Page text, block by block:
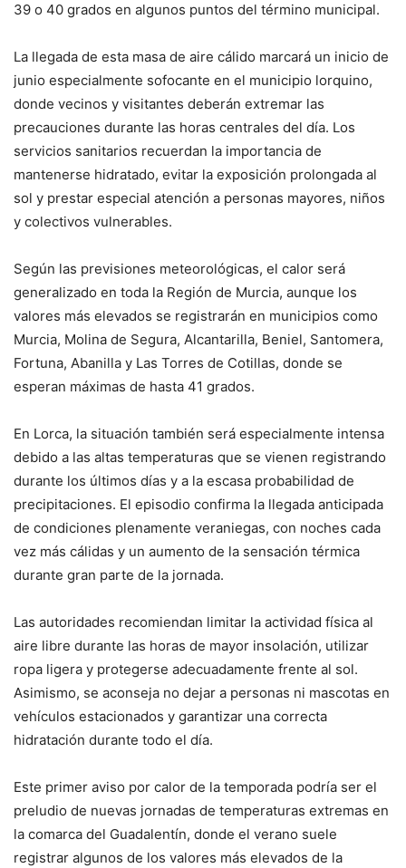
39 o 40 grados en algunos puntos del término municipal.
La llegada de esta masa de aire cálido marcará un inicio de
junio especialmente sofocante en el municipio lorquino,
donde vecinos y visitantes deberán extremar las
precauciones durante las horas centrales del día. Los
servicios sanitarios recuerdan la importancia de
mantenerse hidratado, evitar la exposición prolongada al
sol y prestar especial atención a personas mayores, niños
y colectivos vulnerables.
Según las previsiones meteorológicas, el calor será
generalizado en toda la Región de Murcia, aunque los
valores más elevados se registrarán en municipios como
Murcia, Molina de Segura, Alcantarilla, Beniel, Santomera,
Fortuna, Abanilla y Las Torres de Cotillas, donde se
esperan máximas de hasta 41 grados.
En Lorca, la situación también será especialmente intensa
debido a las altas temperaturas que se vienen registrando
durante los últimos días y a la escasa probabilidad de
precipitaciones. El episodio confirma la llegada anticipada
de condiciones plenamente veraniegas, con noches cada
vez más cálidas y un aumento de la sensación térmica
durante gran parte de la jornada.
Las autoridades recomiendan limitar la actividad física al
aire libre durante las horas de mayor insolación, utilizar
ropa ligera y protegerse adecuadamente frente al sol.
Asimismo, se aconseja no dejar a personas ni mascotas en
vehículos estacionados y garantizar una correcta
hidratación durante todo el día.
Este primer aviso por calor de la temporada podría ser el
preludio de nuevas jornadas de temperaturas extremas en
la comarca del Guadalentín, donde el verano suele
registrar algunos de los valores más elevados de la